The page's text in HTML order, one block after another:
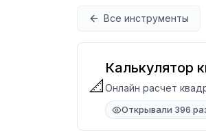
Все инструменты
📐
Калькулятор
Онлайн расчет
Открывали 396